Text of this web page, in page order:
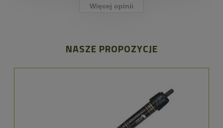
Więcej opinii
NASZE PROPOZYCJE